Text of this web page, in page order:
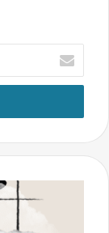
أدخل
بريدك
الإلكتروني